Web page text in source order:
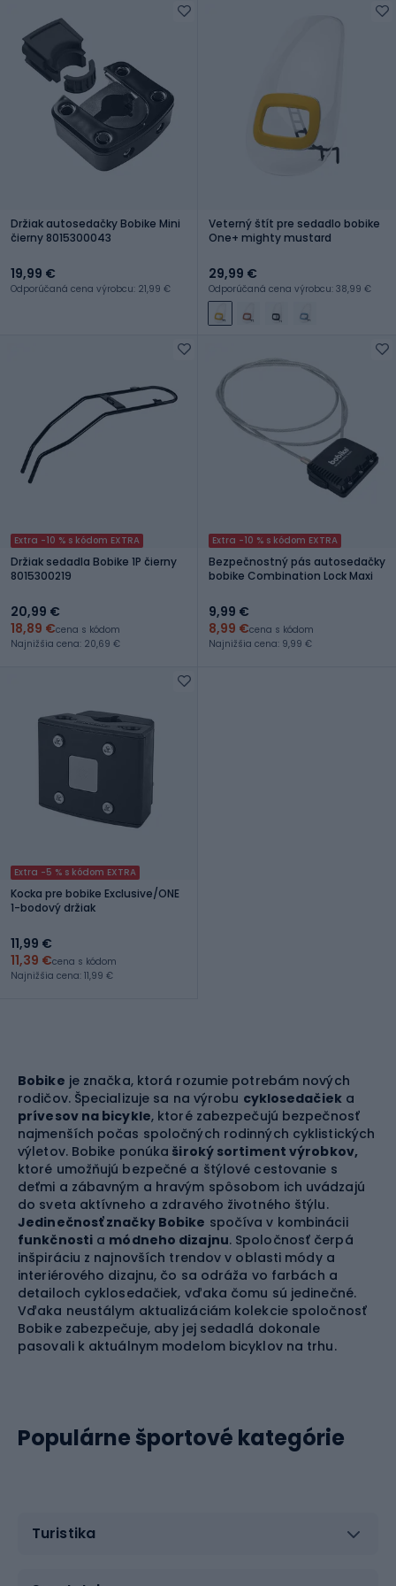
Držiak autosedačky Bobike Mini
čierny 8015300043
19,99 €
Odporúčaná cena výrobcu: 21,99 €
Veterný štít pre sedadlo bobike
One+ mighty mustard
29,99 €
Odporúčaná cena výrobcu: 38,99 €
Extra -10 % s kódom EXTRA
Držiak sedadla Bobike 1P čierny
8015300219
20,99 €
18,89 €cena s kódom
Najnižšia cena: 20,69 €
Extra -10 % s kódom EXTRA
Bezpečnostný pás autosedačky
bobike Combination Lock Maxi
9,99 €
8,99 €cena s kódom
Najnižšia cena: 9,99 €
Extra -5 % s kódom EXTRA
Kocka pre bobike Exclusive/ONE
1-bodový držiak
11,99 €
11,39 €cena s kódom
Najnižšia cena: 11,99 €
Bobike je značka, ktorá rozumie potrebám nových
rodičov. Špecializuje sa na výrobu cyklosedačieka
prívesov na bicykle, ktoré zabezpečujú bezpečnosť
najmenších počas spoločných rodinných cyklistických
výletov. Bobike ponúka široký sortiment výrobkov,
ktoré umožňujú bezpečné a štýlové cestovanie s
deťmi a zábavným a hravým spôsobom ich uvádzajú
do sveta aktívneho a zdravého životného štýlu.
Jedinečnosť značky Bobike spočíva v kombinácii
funkčnosti a módneho dizajnu. Spoločnosť čerpá
inšpiráciu z najnovších trendov v oblasti módy a
interiérového dizajnu, čo sa odráža vo farbách a
detailoch cyklosedačiek, vďaka čomu sú jedinečné.
Vďaka neustálym aktualizáciám kolekcie spoločnosť
Bobike zabezpečuje, aby jej sedadlá dokonale
pasovali k aktuálnym modelom bicyklov na trhu.
Populárne športové kategórie
Turistika